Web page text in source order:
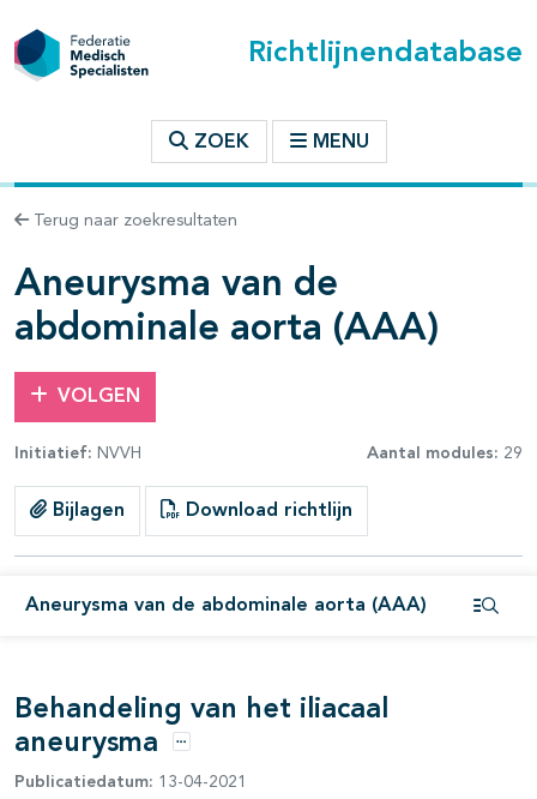
Richtlijnendatabase
ZOEK MENU
Terug naar zoekresultaten
Aneurysma van de
abdominale aorta (AAA)
VOLGEN
Initiatief: NVVH Aantal modules: 29
Bijlagen Download richtlijn
Aneurysma van de abdominale aorta (AAA)
binnen deze richtlijn
open- en dichtklappen
open- en dichtklappen
open- en dichtklappen
open- en dichtklappen
Behandeling van het iliacaal
aneurysma
Opties
Publicatiedatum: 13-04-2021